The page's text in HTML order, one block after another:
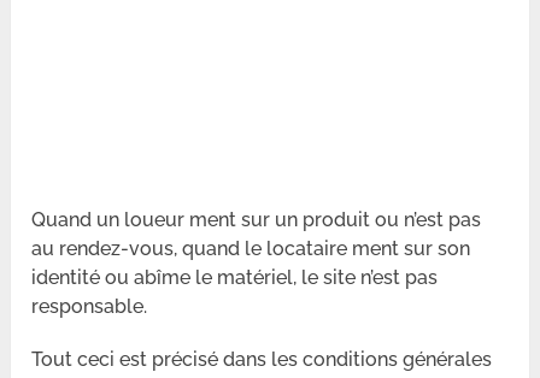
Quand un loueur ment sur un produit ou n’est pas
au rendez-vous, quand le locataire ment sur son
identité ou abîme le matériel, le site n’est pas
responsable.
Tout ceci est précisé dans les conditions générales